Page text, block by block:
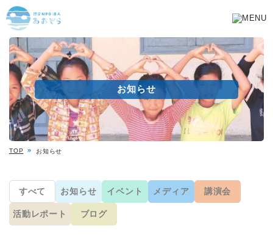
お知らせ
TOP お知らせ
すべて お知らせ イベント メディア 講演会
活動レポート ブログ